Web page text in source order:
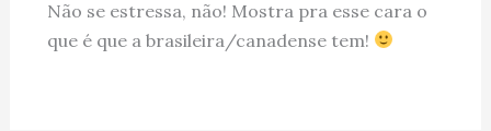
Não se estressa, não! Mostra pra esse cara o
que é que a brasileira/canadense tem!